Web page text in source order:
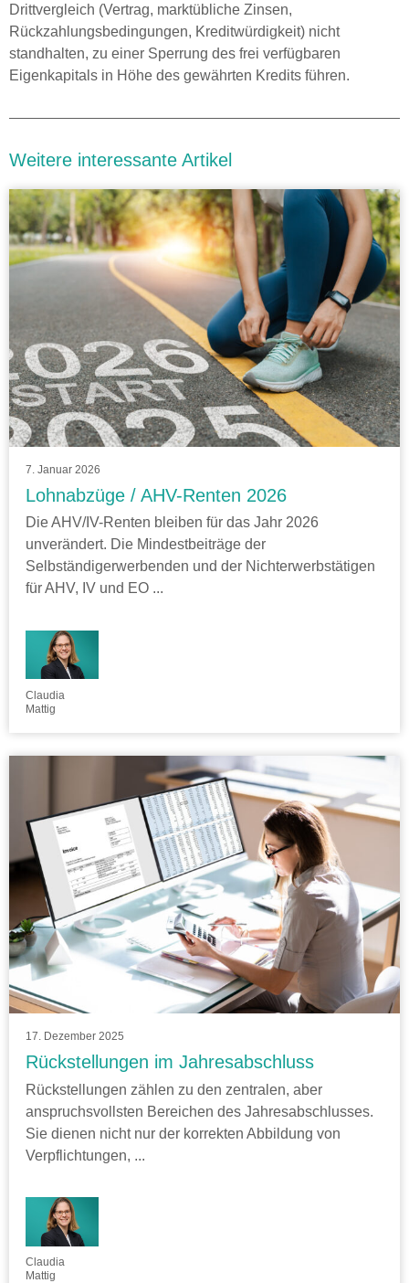
Drittvergleich (Vertrag, marktübliche Zinsen,
Rückzahlungsbedingungen, Kreditwürdigkeit) nicht
standhalten, zu einer Sperrung des frei verfügbaren
Eigenkapitals in Höhe des gewährten Kredits führen.
Weitere interessante Artikel
7. Januar 2026
Lohnabzüge / AHV-Renten 2026
Die AHV/IV-Renten bleiben für das Jahr 2026
unverändert. Die Mindestbeiträge der
Selbständigerwerbenden und der Nichterwerbstätigen
für AHV, IV und EO ...
Claudia
Mattig
17. Dezember 2025
Rückstellungen im Jahresabschluss
Rückstellungen zählen zu den zentralen, aber
anspruchsvollsten Bereichen des Jahresabschlusses.
Sie dienen nicht nur der korrekten Abbildung von
Verpflichtungen, ...
Claudia
Mattig